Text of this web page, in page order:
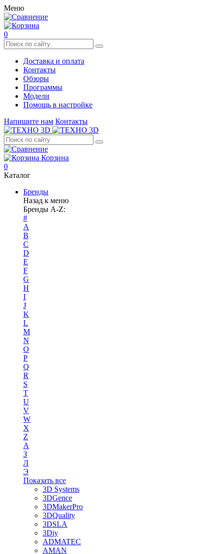
Меню
0
Доставка и оплата
Контакты
Обзоры
Программы
Модели
Помощь в настройке
Напишите нам Контакты
Корзина
0
Каталог
Бренды
Назад к меню
Бренды A-Z:
#
A
B
C
D
E
F
G
H
I
J
K
L
M
N
O
P
Q
R
S
T
U
V
W
X
Z
А
З
Л
Э
Показать все
3D Systems
3DGence
3DMakerPro
3DQuality
3DSLA
3Diy
ADMATEC
AMAN